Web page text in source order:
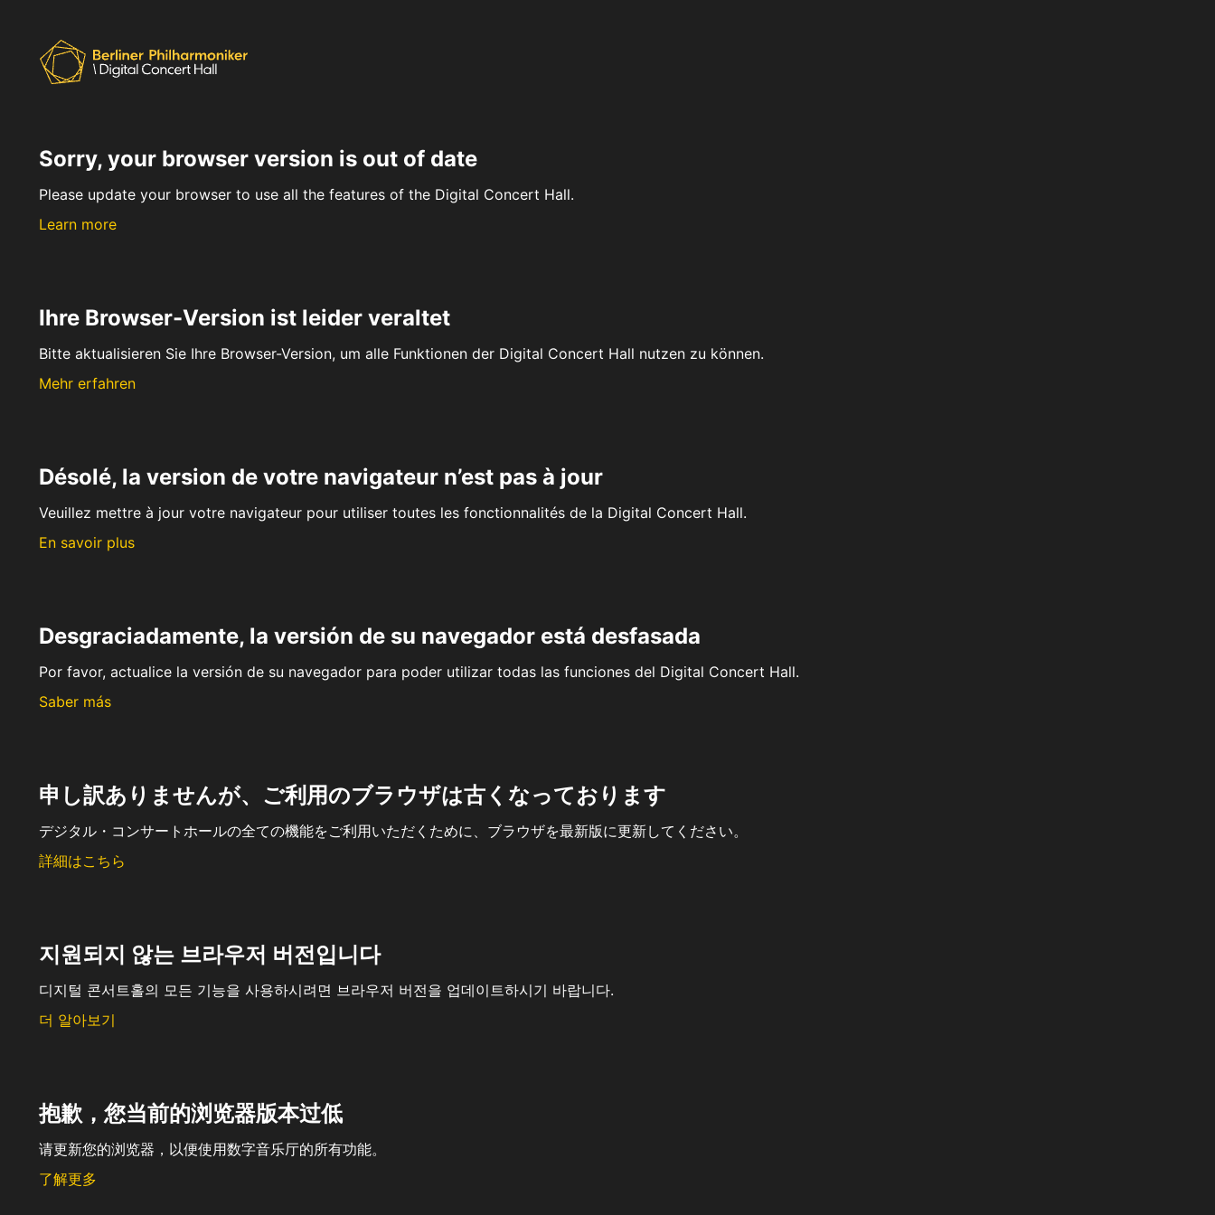
Sorry, your browser version is out of date
Please update your browser to use all the features of the Digital Concert Hall.
Learn more
Ihre Browser-Version ist leider veraltet
Bitte aktualisieren Sie Ihre Browser-Version, um alle Funktionen der Digital Concert Hall nutzen zu können.
Mehr erfahren
Désolé, la version de votre navigateur n’est pas à jour
Veuillez mettre à jour votre navigateur pour utiliser toutes les fonctionnalités de la Digital Concert Hall.
En savoir plus
Desgraciadamente, la versión de su navegador está desfasada
Por favor, actualice la versión de su navegador para poder utilizar todas las funciones del Digital Concert Hall.
Saber más
申し訳ありませんが、ご利用のブラウザは古くなっております
デジタル・コンサートホールの全ての機能をご利用いただくために、ブラウザを最新版に更新してください。
詳細はこちら
지원되지 않는 브라우저 버전입니다
디지털 콘서트홀의 모든 기능을 사용하시려면 브라우저 버전을 업데이트하시기 바랍니다.
더 알아보기
抱歉，您当前的浏览器版本过低
请更新您的浏览器，以便使用数字音乐厅的所有功能。
了解更多